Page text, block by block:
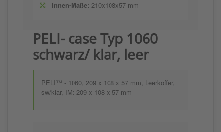
Innen-Maße: 210x108x57 mm
PELI- case Typ 1060
schwarz/ klar, leer
PELI™ - 1060, 209 x 108 x 57 mm, Leerkoffer,
sw/klar, IM: 209 x 108 x 57 mm